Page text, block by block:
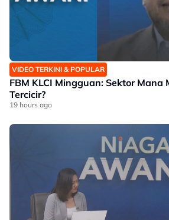
VIDEO TERKINI & POPULAR
FBM KLCI Mingguan: Sektor Mana
Tercicir?
19 hours ago